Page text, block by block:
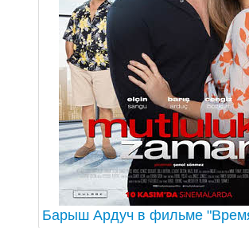
Барыш Ардуч в фильме